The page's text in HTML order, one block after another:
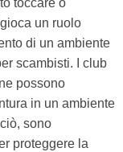
toccare o
un ruolo
di un ambiente
scambisti. I club
possono
in un ambiente
sono
proteggere la